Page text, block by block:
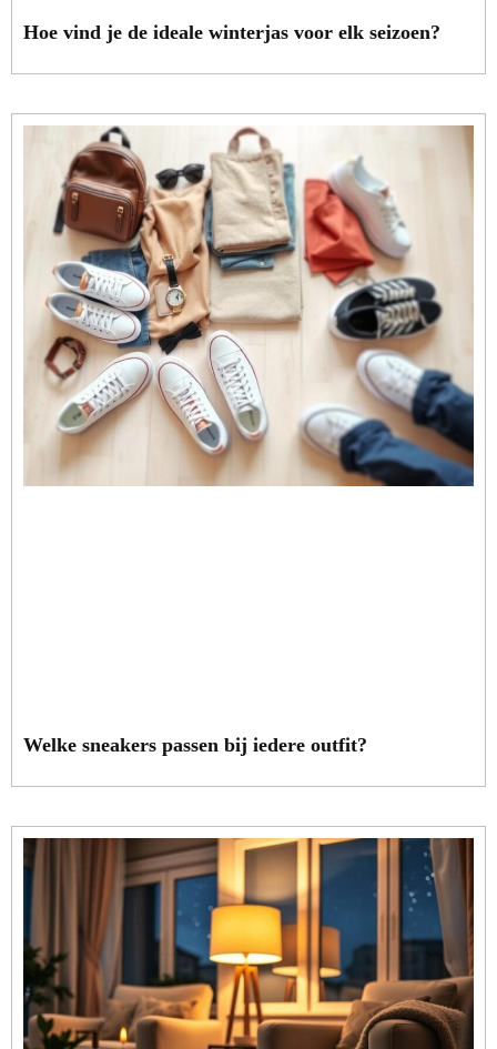
Hoe vind je de ideale winterjas voor elk seizoen?
Welke sneakers passen bij iedere outfit?